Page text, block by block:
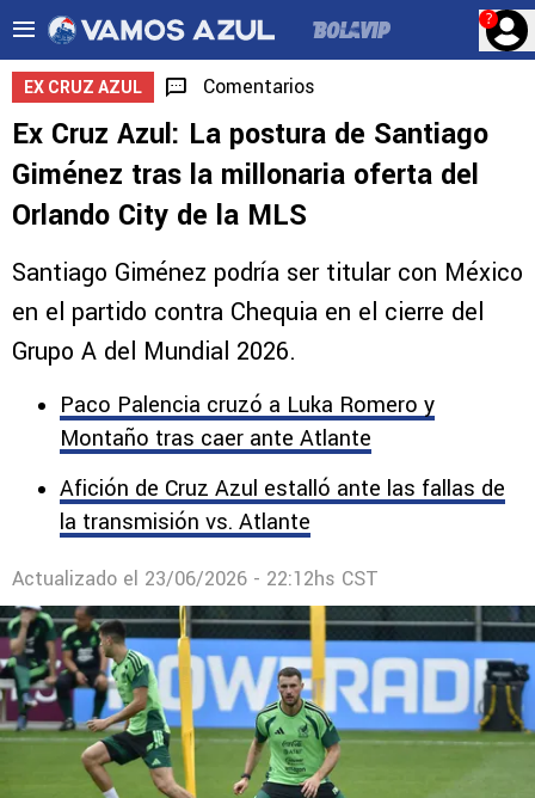
?
EX CRUZ AZUL Comentarios
Ex Cruz Azul: La postura de Santiago
Giménez tras la millonaria oferta del
Orlando City de la MLS
Santiago Giménez podría ser titular con México
en el partido contra Chequia en el cierre del
Grupo A del Mundial 2026.
Paco Palencia cruzó a Luka Romero y
Montaño tras caer ante Atlante
Afición de Cruz Azul estalló ante las fallas de
la transmisión vs. Atlante
Actualizado el 23/06/2026 - 22:12hs CST